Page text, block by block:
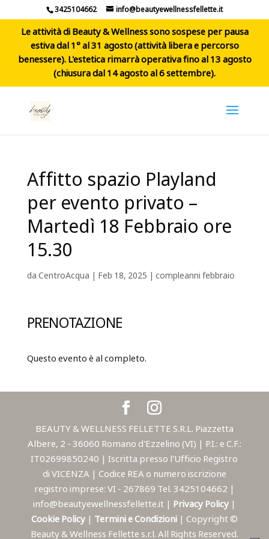
3425104662 info@beautyewellnessfellette.it
Le attività di Beauty & Wellness sono sospese per pausa
estiva dal 1° al 31 agosto (attività libera e percorso
benessere). L'estetica rimarrà operativa fino al 13 agosto
(chiusura dal 14 agosto al 6 settembre).
Affitto spazio Playland
per evento privato –
Martedì 18 Febbraio ore
15.30
daCentroAcqua | Feb 18, 2025 | compleanni febbraio
PRENOTAZIONE
Questo evento è al completo.
BEAUTY & WELLNESS FELLETTE S.R.L. Piazzetta
Albere, 2 - 36060 Romano d'Ezzelino (VI) | P.I.: e C.F.:
IT02699850240 | Iscritta presso l'Ufficio Registro
di VICENZA | Codice REA o numero iscrizione
registro imprese: VI - 267869 Tel. 3425104662 |
info@beautyewellnessfellette.it | Privacy Policy |
Cookie Policy | Termini e Condizioni | Copyright ©
Beauty & Wellness Fellette s.r.l. All Rights Reserved.